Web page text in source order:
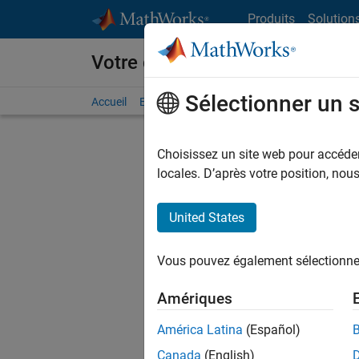
Produits
Votre carrière chez MathWorks
Accueil Explorer nos opportunités Adresses de
FILTRER
d'offre
Les
Sélectionner un
Choisissez un site web pour
locales. D’après votre position,
United States
Vous pouvez également
Amériques
América Latina (Español)
Canada (English)